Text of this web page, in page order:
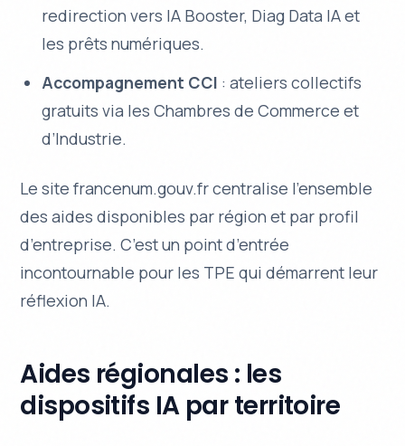
redirection vers IA Booster, Diag Data IA et
les prêts numériques.
Accompagnement CCI : ateliers collectifs
gratuits via les Chambres de Commerce et
d’Industrie.
Le site francenum.gouv.fr centralise l’ensemble
des aides disponibles par région et par profil
d’entreprise. C’est un point d’entrée
incontournable pour les TPE qui démarrent leur
réflexion IA.
Aides régionales : les
dispositifs IA par territoire